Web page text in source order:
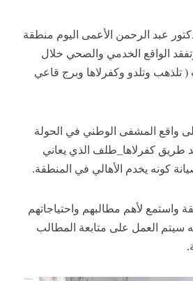
عبد الرحمن الأعمى اليوم منطقة
الواقع الخدمي والصحي خلال
تلذهب وتلدو وكفرلاها وبرج قاعي
واقع المشفى الوطني في الحولة
طريق كفرلاها_طلف الذي يعاني
كونه يخدم الأهالي في المنطقة.
واستمع لأهم مطالبهم واحتياجاتهم
سيتم العمل على متابعة المطالب